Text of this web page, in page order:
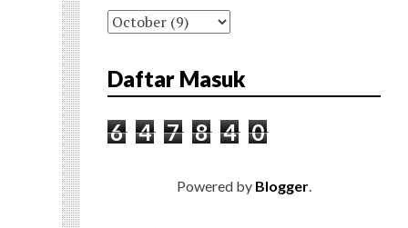
Daftar Masuk
6 4 7 8 4 0
Powered by Blogger.